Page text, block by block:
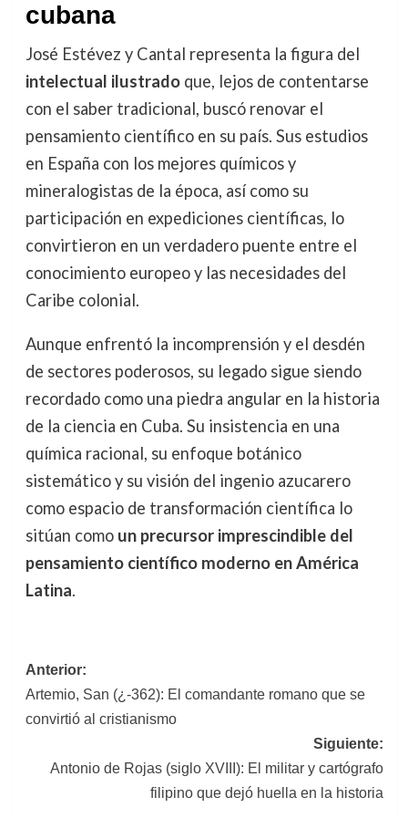
cubana
José Estévez y Cantal representa la figura del
intelectual ilustradoque, lejos de contentarse
con el saber tradicional, buscó renovar el
pensamiento científico en su país. Sus estudios
en España con los mejores químicos y
mineralogistas de la época, así como su
participación en expediciones científicas, lo
convirtieron en un verdadero puente entre el
conocimiento europeo y las necesidades del
Caribe colonial.
Aunque enfrentó la incomprensión y el desdén
de sectores poderosos, su legado sigue siendo
recordado como una piedra angular en la historia
de la ciencia en Cuba. Su insistencia en una
química racional, su enfoque botánico
sistemático y su visión del ingenio azucarero
como espacio de transformación científica lo
sitúan como un precursor imprescindible del
pensamiento científico moderno en América
Latina.
Navegación
de
Anterior:
Artemio, San (¿-362): El comandante romano que se
convirtió al cristianismo
Siguiente:
Antonio de Rojas (siglo XVIII): El militar y cartógrafo
filipino que dejó huella en la historia